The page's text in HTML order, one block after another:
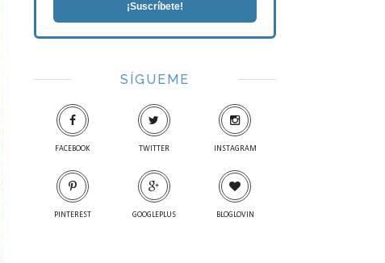
¡Suscríbete!
SÍGUEME
FACEBOOK TWITTER INSTAGRAM
PINTEREST GOOGLEPLUS BLOGLOVIN